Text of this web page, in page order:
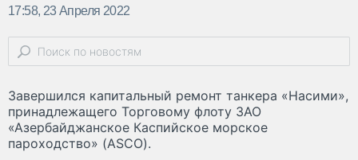
17:58, 23 Апреля 2022
Завершился капитальный ремонт танкера «Насими»,
принадлежащего Торговому флоту ЗАО
«Азербайджанское Каспийское морское
пароходство» (ASCO).